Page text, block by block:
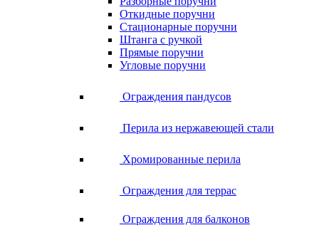
Откидные поручни
Стационарные поручни
Штанга с ручкой
Прямые поручни
Угловые поручни
Ограждения пандусов
Перила из нержавеющей стали
Хромированные перила
Ограждения для террас
Ограждения для балконов